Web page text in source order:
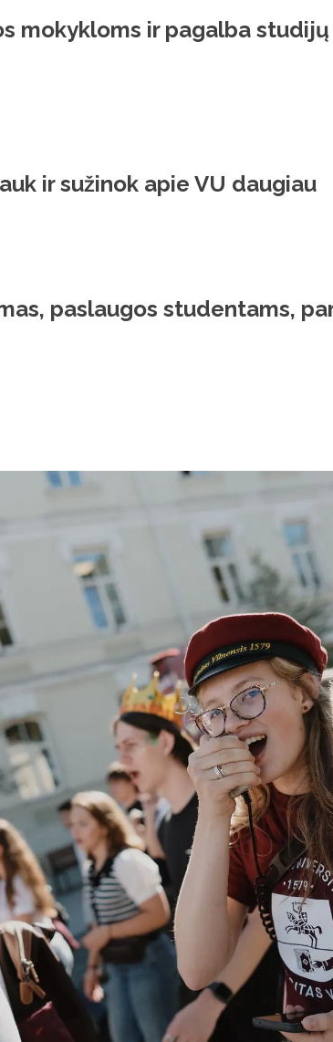
mokykloms ir pagalba
ir sužinok apie VU daugiau
paslaugos studentams,